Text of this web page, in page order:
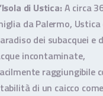
di Ustica: A circa
da Palermo, Ustica
dei subacquei e
incontaminate,
raggiungibile
di un caicco come